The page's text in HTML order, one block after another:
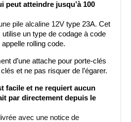
peut atteindre jusqu’à 100
pile alcaline 12V type 23A. Cet
un type de codage à code
appelle rolling code.
d’une attache pour porte-clés
et ne pas risquer de l’égarer.
facile et ne requiert aucun
par directement depuis le
avec une notice de